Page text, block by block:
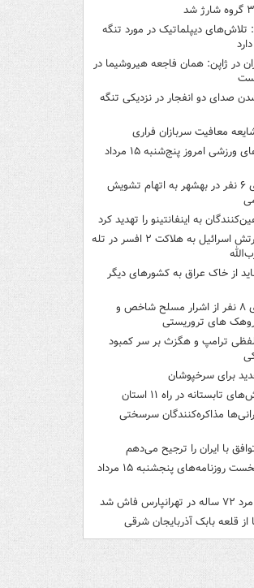
تلاش‌های دیپلماتیک در مورد تنگه
در ژاپن: همان فاجعه هیروشیما در
صدای دو انفجار در نزدیکی تنگه
معافیت سربازان فراری
روزنامه‌های ورزشی امروز پنج‌شنبه ۱۵ مرداد
دستگیری ۶ نفر در بهشهر به اتهام تشویش
به اینفانتینو را تهدید کرد
اعتراف ارتش اسرائیل به هلاکت ۲ افسر در تله
از خاک عراق به کشورهای دیگر
دستگیری ۸ نفر از اشرار مسلح شاخص و
های تروریستی
ترامپ و هگزث بر سر کمبود
برای سرخپوشان
تابستانه در راه ۱۱ استان
مذاکره‌کنندگان سرسختی
با ایران را ترجیح می‌دهم
صفحه نخست روزنامه‌های پنجشنبه ۱۵ مرداد
فاش شد
از قلعه بابک آذربایجان شرقی